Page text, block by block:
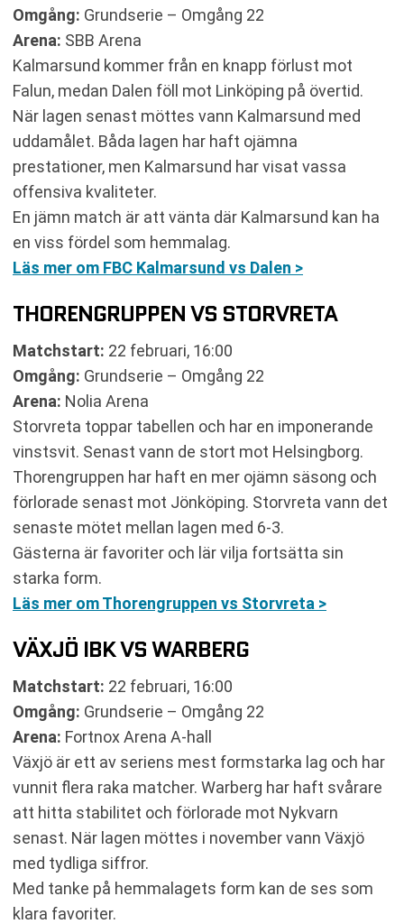
Omgång: Grundserie – Omgång 22
Arena: SBB Arena
Kalmarsund kommer från en knapp förlust mot
Falun, medan Dalen föll mot Linköping på övertid.
När lagen senast möttes vann Kalmarsund med
uddamålet. Båda lagen har haft ojämna
prestationer, men Kalmarsund har visat vassa
offensiva kvaliteter.
En jämn match är att vänta där Kalmarsund kan ha
en viss fördel som hemmalag.
Läs mer om FBC Kalmarsund vs Dalen >
THORENGRUPPEN VS STORVRETA
Matchstart: 22 februari, 16:00
Omgång: Grundserie – Omgång 22
Arena: Nolia Arena
Storvreta toppar tabellen och har en imponerande
vinstsvit. Senast vann de stort mot Helsingborg.
Thorengruppen har haft en mer ojämn säsong och
förlorade senast mot Jönköping. Storvreta vann det
senaste mötet mellan lagen med 6-3.
Gästerna är favoriter och lär vilja fortsätta sin
starka form.
Läs mer om Thorengruppen vs Storvreta >
VÄXJÖ IBK VS WARBERG
Matchstart: 22 februari, 16:00
Omgång: Grundserie – Omgång 22
Arena: Fortnox Arena A-hall
Växjö är ett av seriens mest formstarka lag och har
vunnit flera raka matcher. Warberg har haft svårare
att hitta stabilitet och förlorade mot Nykvarn
senast. När lagen möttes i november vann Växjö
med tydliga siffror.
Med tanke på hemmalagets form kan de ses som
klara favoriter.